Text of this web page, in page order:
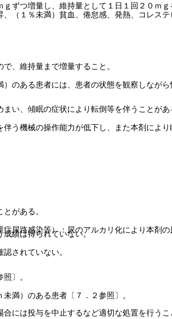
（１％未満）貧血、倦怠感、発熱、コレス
、傾眠の症状により転倒等を伴うことがあ
う機械の操作能力が低下し、また本剤によ
がある。
尿路感染等）：尿のアルカリ化により本剤
〕。
満）のある患者〔７．２参照〕。
ずつ増量し、維持量として１日１回２０ｍｇ
、維持量まで増量すること。
ある患者には、患者の状態を観察しなが
績は得られていない。
されていない。
には投与を中止するなど適切な処置を行うこ